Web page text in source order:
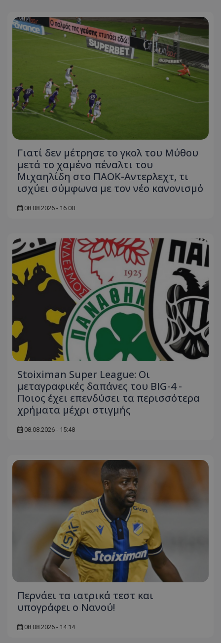
Γιατί δεν μέτρησε το γκολ του Μύθου
μετά το χαμένο πέναλτι του
Μιχαηλίδη στο ΠΑΟΚ-Αντερλεχτ, τι
ισχύει σύμφωνα με τον νέο κανονισμό
08.08.2026 - 16:00
Stoiximan Super League: Οι
μεταγραφικές δαπάνες του BIG-4 -
Ποιος έχει επενδύσει τα περισσότερα
χρήματα μέχρι στιγμής
08.08.2026 - 15:48
Περνάει τα ιατρικά τεστ και
υπογράφει ο Νανού!
08.08.2026 - 14:14